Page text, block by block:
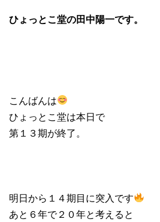
ひょっとこ堂の田中陽一です。
こんばんは
ひょっとこ堂は本日で
第１３期が終了。
明日から１４期目に突入です
あと６年で２０年と考えると